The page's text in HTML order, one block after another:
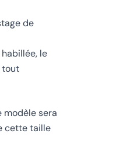
de
le
tout
modèle sera
cette taille